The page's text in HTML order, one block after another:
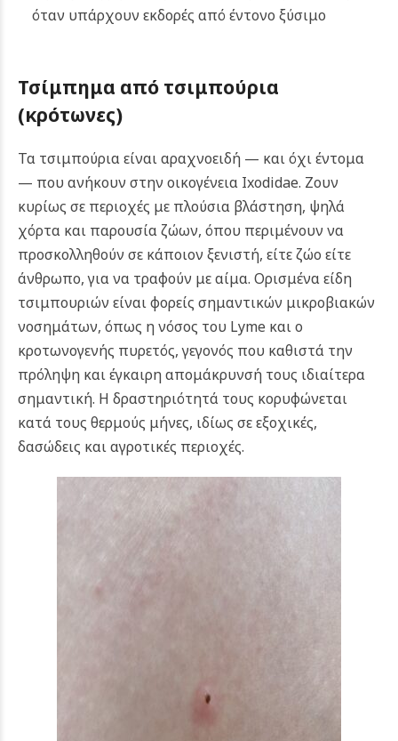
όταν υπάρχουν εκδορές από έντονο ξύσιμο
Τσίμπημα από τσιμπούρια
(κρότωνες)
Τα τσιμπούρια είναι αραχνοειδή — και όχι έντομα
— που ανήκουν στην οικογένεια Ixodidae. Ζουν
κυρίως σε περιοχές με πλούσια βλάστηση, ψηλά
χόρτα και παρουσία ζώων, όπου περιμένουν να
προσκολληθούν σε κάποιον ξενιστή, είτε ζώο είτε
άνθρωπο, για να τραφούν με αίμα. Ορισμένα είδη
τσιμπουριών είναι φορείς σημαντικών μικροβιακών
νοσημάτων, όπως η νόσος του Lyme και ο
κροτωνογενής πυρετός, γεγονός που καθιστά την
πρόληψη και έγκαιρη απομάκρυνσή τους ιδιαίτερα
σημαντική. Η δραστηριότητά τους κορυφώνεται
κατά τους θερμούς μήνες, ιδίως σε εξοχικές,
δασώδεις και αγροτικές περιοχές.